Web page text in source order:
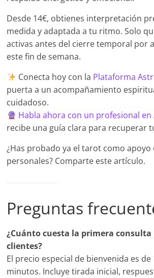
Desde 14€, obtienes interpretación
medida y adaptada a tu ritmo. Solo
activas antes del cierre temporal por
este fin de semana.
Conecta hoy con la Plataforma
puerta a un acompañamiento
cuidadoso.
Habla ahora con un profesional en
recibe una guía clara para recuperar
¿Has probado ya el tarot como apoyo
personales? Comparte este artículo.
Preguntas
¿Cuánto cuesta la primera consulta
clientes?
El precio especial de bienvenida es de
minutos. Incluye tirada inicial,